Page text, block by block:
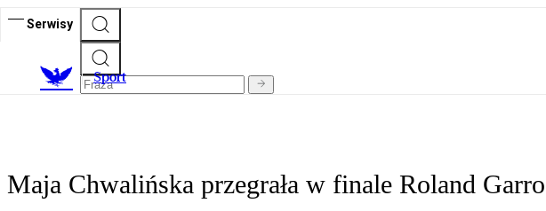
Serwisy
Sport
Maja Chwalińska przegrała w finale Roland